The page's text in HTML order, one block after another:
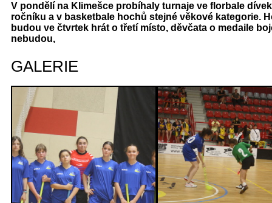
V pondělí na Klimešce probíhaly turnaje ve florbale dívek
ročníku a v basketbale hochů stejné věkové kategorie.
budou ve čtvrtek hrát o třetí místo, děvčata o medaile
nebudou,
GALERIE